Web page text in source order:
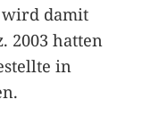
damit
2003 hatten
in